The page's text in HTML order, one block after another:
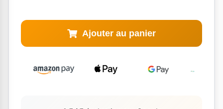
Ajouter au panier